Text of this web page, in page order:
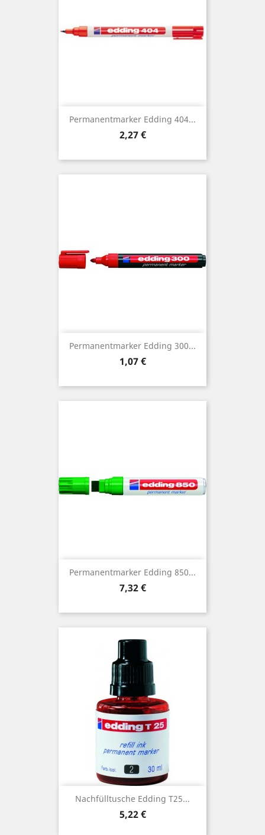
Permanentmarker Edding 404...
Preis
2,27 €
Permanentmarker Edding 300...
Preis
1,07 €
Permanentmarker Edding 850...
Preis
7,32 €
Nachfülltusche Edding T25...
Preis
5,22 €